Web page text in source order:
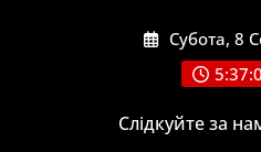
Субота, 8
Слідкуйте за